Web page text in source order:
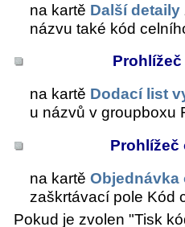
na kartě Další detaily
názvu také kód
na kartě Dodací list
u názvů v groupboxu
Prohlížeč
na kartě Objednávka
zaškrtávací pole Kód
Pokud je zvolen "Tisk